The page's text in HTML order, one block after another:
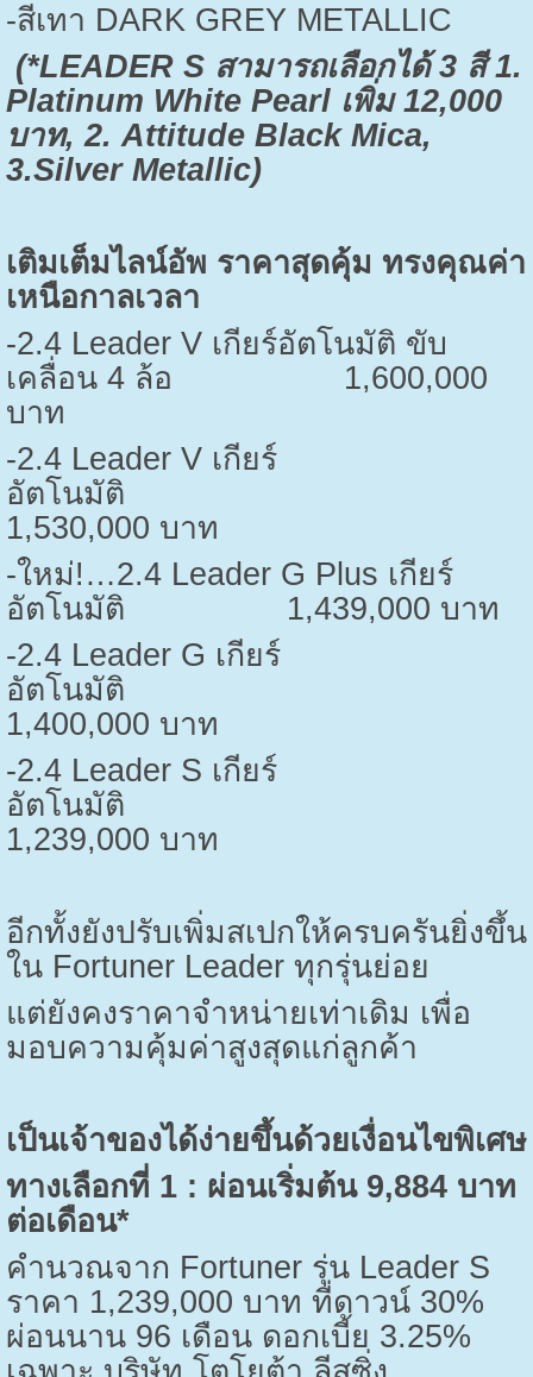
-สีเทา DARK GREY METALLIC
(*LEADER S สามารถเลือกได้3สี1.
Platinum White Pearl เพิ่ม 12,000
บาท, 2. Attitude Black Mica,
3.Silver Metallic)
เติมเต็มไลน์อัพ ราคาสุดคุ้ม ทรงคุณค่า
เหนือกาลเวลา
-2.4 Leader V เกียร์อัตโนมัติ ขับ
เคลื่อน 4ล้อ 1,600,000
บาท
-2.4 Leader V เกียร์
อัตโนมัติ
1,530,000 บาท
-ใหม่!…2.4 Leader G Plus เกียร์
อัตโนมัติ 1,439,000 บาท
-2.4 Leader G เกียร์
อัตโนมัติ
1,400,000 บาท
-2.4 Leader S เกียร์
อัตโนมัติ
1,239,000 บาท
อีกทั้งยังปรับเพิ่มสเปกให้ครบครันยิ่งขึ้น
ใน Fortuner Leader ทุกรุ่นย่อย
แต่ยังคงราคาจำหน่ายเท่าเดิม เพื่อ
มอบความคุ้มค่าสูงสุดแก่ลูกค้า
เป็นเจ้าของได้ง่ายขึ้นด้วยเงื่อนไขพิเศษ
ทางเลือกที่ 1 : ผ่อนเริ่มต้น 9,884บาท
ต่อเดือน*
คำนวณจาก Fortuner รุ่น Leader S
ราคา 1,239,000 บาท ที่ดาวน์ 30%
ผ่อนนาน 96 เดือน ดอกเบี้ย 3.25%